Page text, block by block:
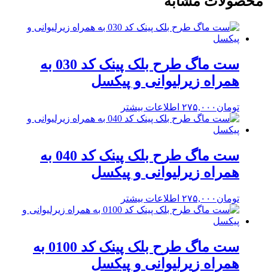
ست ماگ طرح بلک پینک کد 030 به
همراه زیرلیوانی و پیکسل
تومان ۲۷۵,۰۰۰ اطلاعات بیشتر
ست ماگ طرح بلک پینک کد 040 به
همراه زیرلیوانی و پیکسل
تومان ۲۷۵,۰۰۰ اطلاعات بیشتر
ست ماگ طرح بلک پینک کد 0100 به
همراه زیرلیوانی و پیکسل